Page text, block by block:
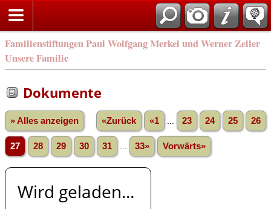
Familienstiftungen Paul Wolfgang Merkel und Werner Zeller
Unsere Familie
Dokumente
» Alles anzeigen «Zurück «1 23 24 25 26
27 28 29 30 31 33» Vorwärts»
Wird geladen...